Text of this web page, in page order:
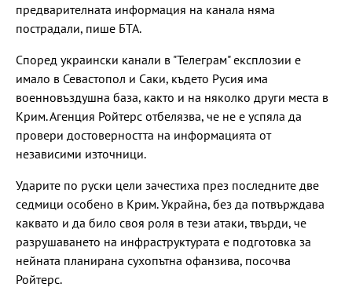
предварителната информация на канала няма
пострадали, пише БТА.
Според украински канали в "Телеграм" експлозии е
имало в Севастопол и Саки, където Русия има
военновъздушна база, както и на няколко други места в
Крим. Агенция Ройтерс отбелязва, че не е успяла да
провери достоверността на информацията от
независими източници.
Ударите по руски цели зачестиха през последните две
седмици особено в Крим. Украйна, без да потвърждава
каквато и да било своя роля в тези атаки, твърди, че
разрушаването на инфраструктурата е подготовка за
нейната планирана сухопътна офанзива, посочва
Ройтерс.